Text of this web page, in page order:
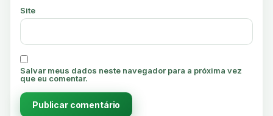
Site
Salvar meus dados neste navegador para a próxima vez
que eu comentar.